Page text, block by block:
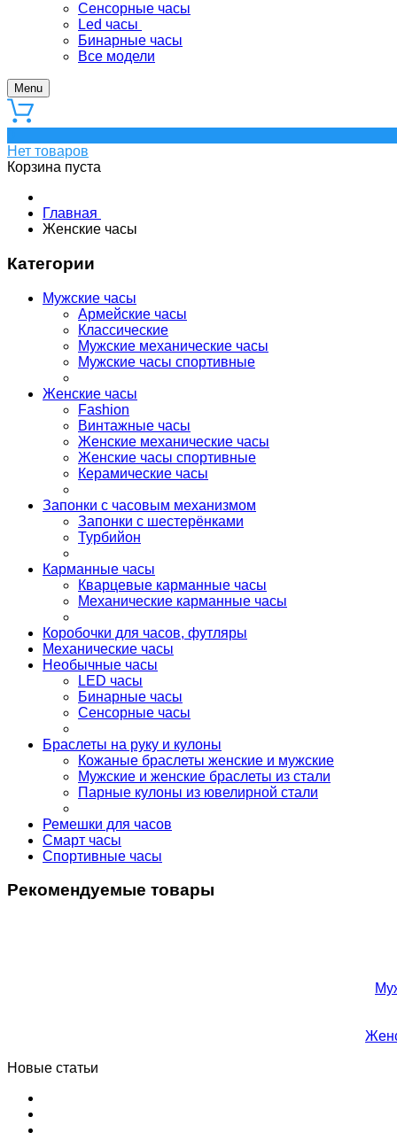
Сенсорные часы
Led часы
Бинарные часы
Все модели
Menu
Нет товаров
Корзина пуста
Главная
Женские часы
Категории
Мужские часы
Армейские часы
Классические
Мужские механические часы
Мужские часы спортивные
Женские часы
Fashion
Винтажные часы
Женские механические часы
Женские часы спортивные
Керамические часы
Запонки с часовым механизмом
Запонки с шестерёнками
Турбийон
Карманные часы
Кварцевые карманные часы
Механические карманные часы
Коробочки для часов, футляры
Механические часы
Необычные часы
LED часы
Бинарные часы
Сенсорные часы
Браслеты на руку и кулоны
Кожаные браслеты женские и мужские
Мужские и женские браслеты из стали
Парные кулоны из ювелирной стали
Ремешки для часов
Смарт часы
Спортивные часы
Рекомендуемые товары
Новые статьи